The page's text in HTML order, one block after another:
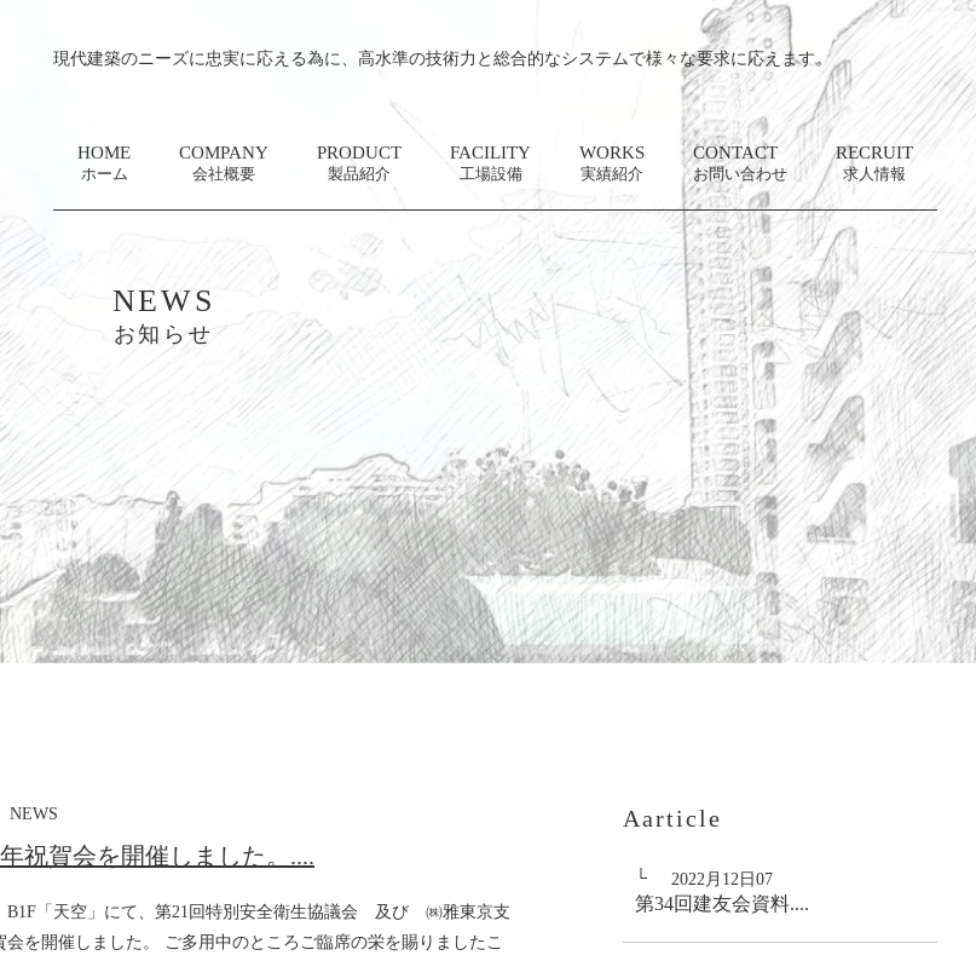
現代建築のニーズに忠実に応える為に、高水準の技術力と総合的なシステムで様々な要求に応えます。
HOME
ホーム
COMPANY
会社概要
PRODUCT
製品紹介
FACILITY
工場設備
WORKS
実績紹介
CONTACT
お問い合わせ
RECRUIT
求人情報
NEWS
お知らせ
NEWS
祝賀会を開催しました。....
「天空」にて、第21回特別安全衛生協議会 及び ㈱雅東京支
会を開催しました。 ご多用中のところご臨席の栄を賜りましたこ
Aarticle
2022月12日07
第34回建友会資料....